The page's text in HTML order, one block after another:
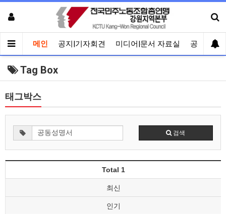
메인 공지|기자회견 미디어|문서 자료실 공유게시
Tag Box
태그박스
검색
Total 1
최신
인기